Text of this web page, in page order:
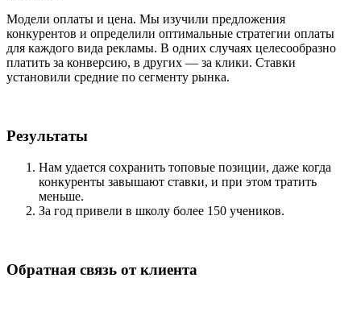
Модели оплаты и цена. Мы изучили предложения
конкурентов и определили оптимальные стратегии оплаты
для каждого вида рекламы. В одних случаях целесообразно
платить за конверсию, в других — за клики. Ставки
установили средние по сегменту рынка.
Результаты
Нам удается сохранить топовые позиции, даже когда
конкуренты завышают ставки, и при этом тратить
меньше.
За год привели в школу более 150 учеников.
Обратная связь от клиента